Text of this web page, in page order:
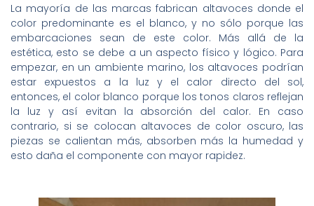
La mayoría de las marcas fabrican altavoces donde el
color predominante es el blanco, y no sólo porque las
embarcaciones sean de este color. Más allá de la
estética, esto se debe a un aspecto físico y lógico. Para
empezar, en un ambiente marino, los altavoces podrían
estar expuestos a la luz y el calor directo del sol,
entonces, el color blanco porque los tonos claros reflejan
la luz y así evitan la absorción del calor. En caso
contrario, si se colocan altavoces de color oscuro, las
piezas se calientan más, absorben más la humedad y
esto daña el componente con mayor rapidez.